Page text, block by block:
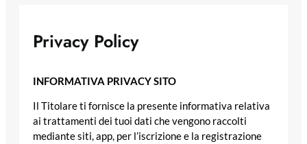
Privacy Policy
INFORMATIVA PRIVACY SITO
Il Titolare ti fornisce la presente informativa relativa
ai trattamenti dei tuoi dati che vengono raccolti
mediante siti, app, per l’iscrizione e la registrazione